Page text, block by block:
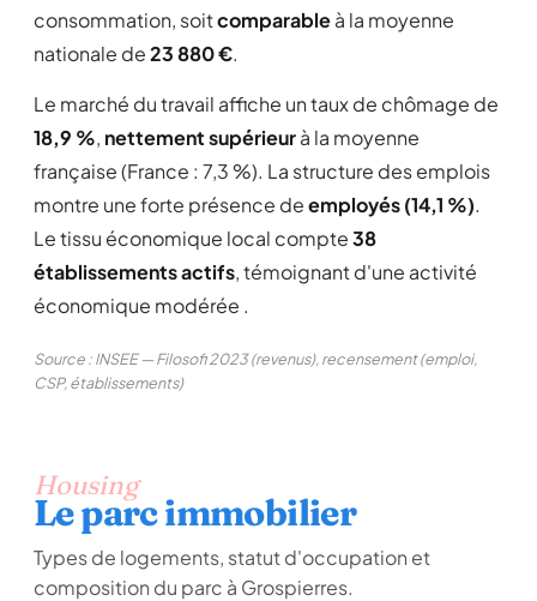
consommation, soitcomparableà la moyenne
nationale de23 880 €.
Le marché du travail affiche un taux de chômage de
18,9 %, nettement supérieurà la moyenne
française (France : 7,3 %). La structure des emplois
montre une forte présence deemployés (14,1 %).
Le tissu économique local compte38
établissements actifs, témoignant d'une activité
économique modérée .
Source : INSEE — Filosofi 2023 (revenus), recensement (emploi,
CSP, établissements)
Housing
Le parc immobilier
Types de logements, statut d'occupation et
composition du parc à Grospierres.